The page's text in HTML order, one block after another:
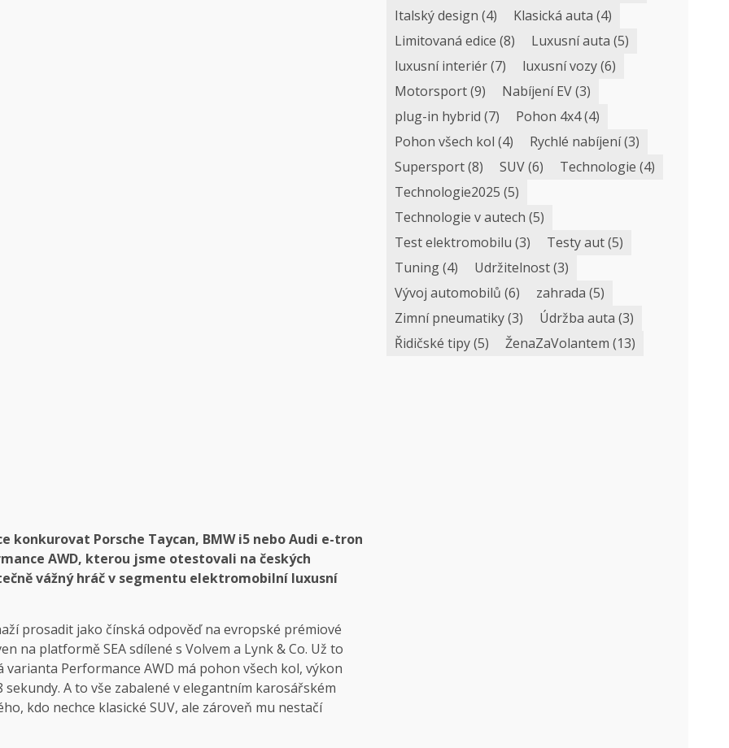
Porsche Taycan, BMW i5 nebo Audi e-tron
AWD, kterou jsme otestovali na českých
vážný hráč v segmentu elektromobilní luxusní
prosadit jako čínská odpověď na evropské prémiové
na platformě SEA sdílené s Volvem a Lynk & Co. Už to
Performance AWD má pohon všech kol, výkon
A to vše zabalené v elegantním karosářském
kdo nechce klasické SUV, ale zároveň mu nestačí
Italský design (4) Klasická auta (4)
Limitovaná edice (8) Luxusní auta (5)
luxusní interiér(7) luxusní vozy(6)
Motorsport(9) Nabíjení EV(3)
plug-in hybrid (7) Pohon 4x4(4)
Pohon všech kol (4) Rychlé nabíjení(3)
Supersport(8) SUV(6) Technologie (4)
Technologie2025 (5)
Technologie v autech (5)
Test elektromobilu (3) Testy aut(5)
Tuning(4) Udržitelnost(3)
Vývoj automobilů (6) zahrada (5)
Zimní pneumatiky(3) Údržba auta (3)
Řidičské tipy(5) ŽenaZaVolantem (13)